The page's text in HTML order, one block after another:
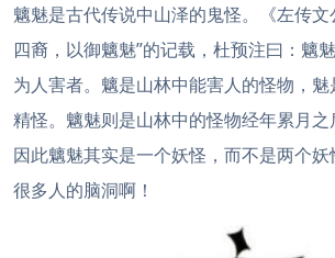
魑魅是古代传说中山泽的鬼怪。《左传
四裔，以御魑魅”的记载，杜预注曰：魑
为人害者。魑是山林中能害人的怪物，
精怪。魑魅则是山林中的怪物经年累月之
因此魑魅其实是一个妖怪，而不是两个
很多人的脑洞啊！